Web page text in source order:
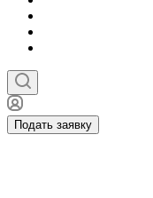
Подать заявку